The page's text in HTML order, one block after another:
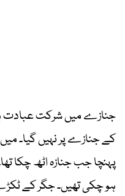
جنازے میں شرکت عبادت
کے جنازے پر نہیں گیا۔
پہنچا جب جنازہ اٹھ چکا
ہو چکی تھیں۔ جگر کے